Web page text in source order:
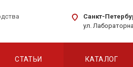
Санкт-
ул.
СТАТЬИ КАТАЛОГ